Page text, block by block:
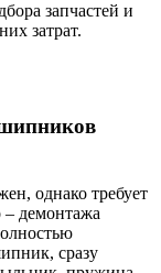
запчастей и
затрат.
однако требует
– демонтажа
сразу